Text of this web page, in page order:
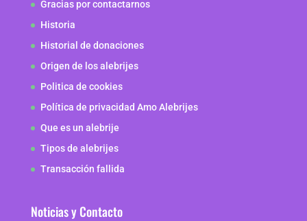
Gracias por contactarnos
Historia
Historial de donaciones
Origen de los alebrijes
Politica de cookies
Política de privacidad Amo Alebrijes
Que es un alebrije
Tipos de alebrijes
Transacción fallida
Noticias y Contacto